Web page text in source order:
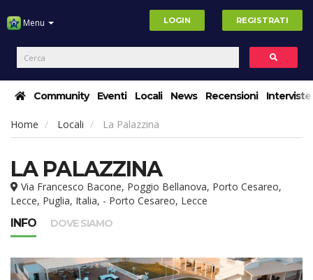
Menu LOGIN REGISTRATI
Community Eventi Locali News Recensioni Interviste
Home Locali La Palazzina
LA PALAZZINA
Via Francesco Bacone, Poggio Bellanova, Porto Cesareo,
Lecce, Puglia, Italia, - Porto Cesareo, Lecce
INFO
DOVE SIAMO